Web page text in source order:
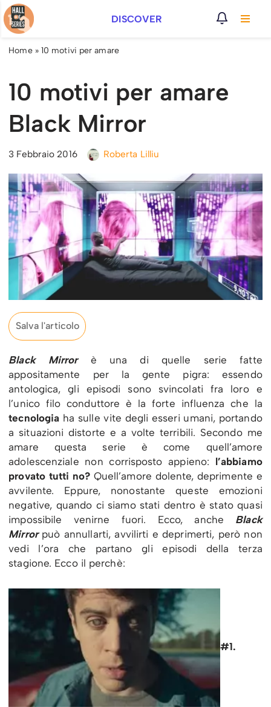
Vai
al
DISCOVER
Home» 10 motivi per amare
10 motivi per amare
Black Mirror
3 Febbraio 2016 Roberta Lilliu
Salva l'articolo
Black Mirror è una di quelle serie fatte
appositamente per la gente pigra: essendo
antologica, gli episodi sono svincolati fra loro e
l’unico filo conduttore è la forte influenza che la
tecnologia ha sulle vite degli esseri umani, portando
a situazioni distorte e a volte terribili. Secondo me
amare questa serie è come quell’amore
adolescenziale non corrisposto appieno: l’abbiamo
provato tutti no? Quell’amore dolente, deprimente e
avvilente. Eppure, nonostante queste emozioni
negative, quando ci siamo stati dentro è stato quasi
impossibile venirne fuori. Ecco, anche Black
Mirror può annullarti, avvilirti e deprimerti, però non
vedi l’ora che partano gli episodi della terza
stagione. Ecco il perchè:
#1.